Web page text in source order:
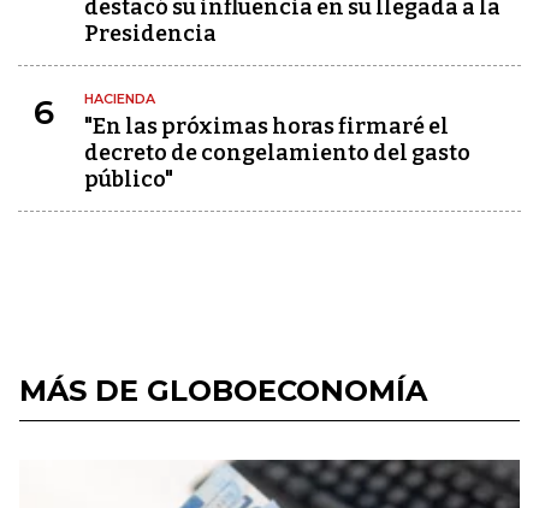
destacó su influencia en su llegada a la
Presidencia
6 HACIENDA
"En las próximas horas firmaré el
decreto de congelamiento del gasto
público"
MÁS DE GLOBOECONOMÍA